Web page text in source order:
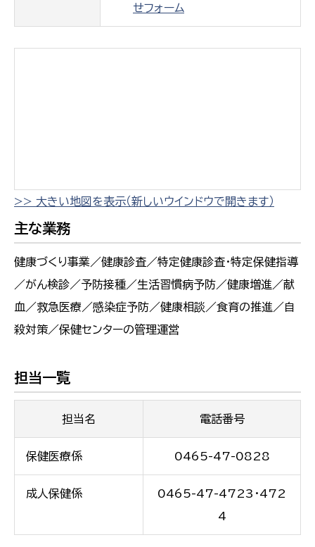
せフォーム
>> 大きい地図を表示（新しいウインドウで開きます）
主な業務
健康づくり事業／健康診査／特定健康診査・特定保健指導
／がん検診／予防接種／生活習慣病予防／健康増進／献
血／救急医療／感染症予防／健康相談／食育の推進／自
殺対策／保健センターの管理運営
担当一覧
担当名 電話番号
保健医療係 0465-47-0828
成人保健係
0465-47-4723・472
4